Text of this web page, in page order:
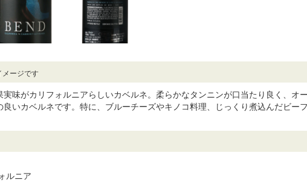
ージです
実味がカリフォルニアらしいカベルネ。柔らかなタンニンが口当たり良く、オ
いカベルネです。特に、ブルーチーズやキノコ料理、じっくり煮込んだビー
ルニア